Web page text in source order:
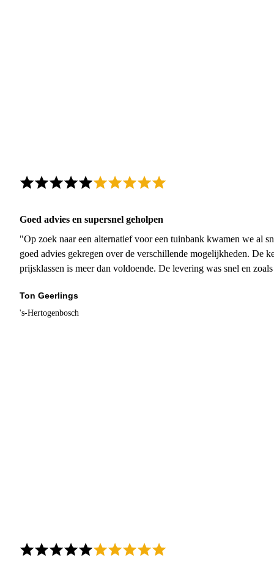
Goed advies en supersnel geholpen
"Op zoek naar een alternatief voor een tuinbank kwamen we al
goed advies gekregen over de verschillende mogelijkheden. De
prijsklassen is meer dan voldoende. De levering was snel en
Ton Geerlings
's-Hertogenbosch